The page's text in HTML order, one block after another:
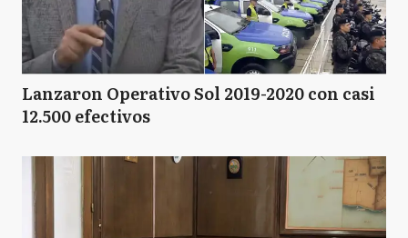
Lanzaron Operativo Sol 2019-2020 con casi
12.500 efectivos